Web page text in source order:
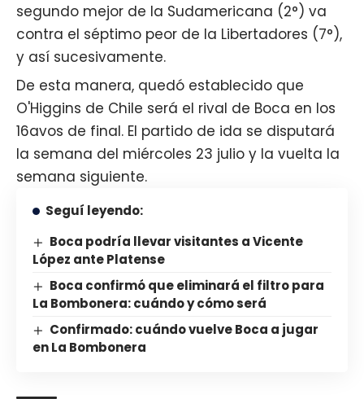
segundo mejor de la Sudamericana (2°) va
contra el séptimo peor de la Libertadores (7°),
y así sucesivamente.
De esta manera, quedó establecido que
O'Higgins de Chile será el rival de Boca en los
16avos de final. El partido de ida se disputará
la semana del miércoles 23 julio y la vuelta la
semana siguiente.
Seguí leyendo:
Boca podría llevar visitantes a Vicente
López ante Platense
Boca confirmó que eliminará el filtro para
La Bombonera: cuándo y cómo será
Confirmado: cuándo vuelve Boca a jugar
en La Bombonera